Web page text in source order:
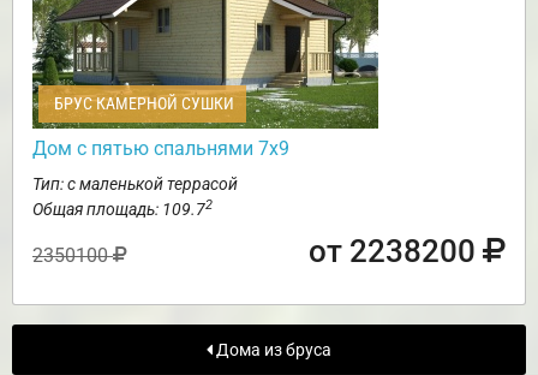
БРУС КАМЕРНОЙ СУШКИ
Дом с пятью спальнями 7х9
Тип: с маленькой террасой
Общая площадь: 109.72
2350100 от 2238200
Дома из бруса